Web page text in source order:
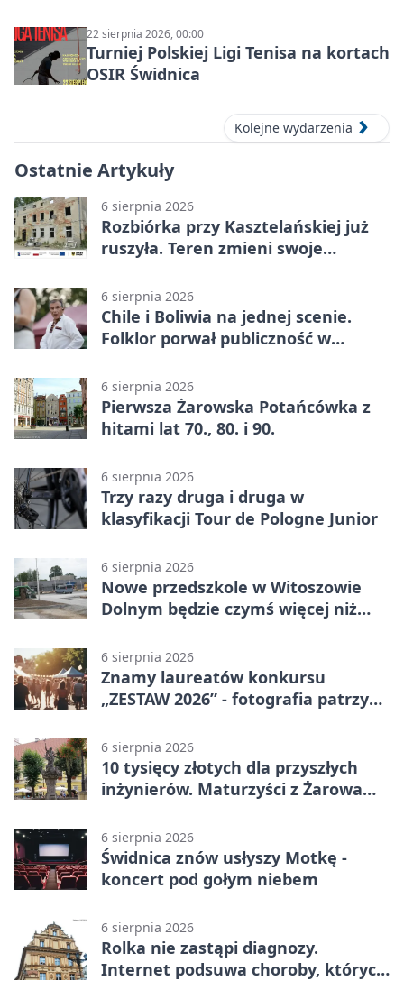
22 sierpnia 2026, 00:00
Turniej Polskiej Ligi Tenisa na kortach
OSIR Świdnica
Kolejne wydarzenia
Ostatnie Artykuły
6 sierpnia 2026
Rozbiórka przy Kasztelańskiej już
ruszyła. Teren zmieni swoje
6 sierpnia 2026
Chile i Boliwia na jednej scenie.
Folklor porwał publiczność w
6 sierpnia 2026
Pierwsza Żarowska Potańcówka z
hitami lat 70., 80. i 90.
6 sierpnia 2026
Trzy razy druga i druga w
klasyfikacji Tour de Pologne Junior
6 sierpnia 2026
Nowe przedszkole w Witoszowie
Dolnym będzie czymś więcej niż
6 sierpnia 2026
Znamy laureatów konkursu
„ZESTAW 2026” - fotografia patrzy
6 sierpnia 2026
10 tysięcy złotych dla przyszłych
inżynierów. Maturzyści z Żarowa
6 sierpnia 2026
Świdnica znów usłyszy Motkę -
koncert pod gołym niebem
6 sierpnia 2026
Rolka nie zastąpi diagnozy.
Internet podsuwa choroby, których